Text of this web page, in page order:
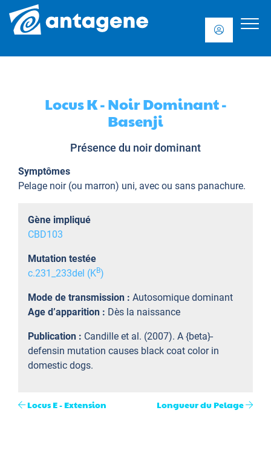
Locus K - Noir Dominant -
Basenji
Présence du noir dominant
Symptômes
Pelage noir (ou marron) uni, avec ou sans panachure.
Gène impliqué
CBD103
Mutation testée
c.231_233del (KB)
Mode de transmission : Autosomique dominant
Age d’apparition : Dès la naissance
Publication : Candille et al. (2007). A {beta}-
defensin mutation causes black coat color in
domestic dogs.
Locus E - Extension Longueur du Pelage